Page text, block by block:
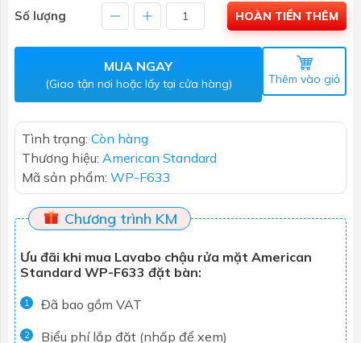
Số lượng HOÀN TIỀN THÊM
MUA NGAY
(Giao tận nơi hoặc lấy tại cửa hàng) Thêm vào giỏ
Tình trạng: Còn hàng
Thương hiệu: American Standard
Mã sản phẩm: WP-F633
Chương trình KM
Ưu đãi khi mua Lavabo chậu rửa mặt American
Standard WP-F633 đặt bàn:
1 Đã bao gồm VAT
2 Biểu phí lắp đặt (nhấp để xem)